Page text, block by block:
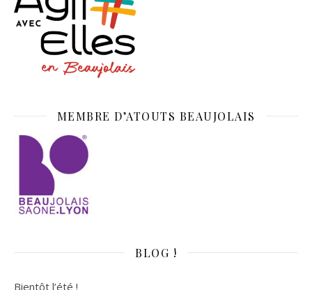
MEMBRE D’ATOUTS BEAUJOLAIS
BLOG !
Bientôt l’été !